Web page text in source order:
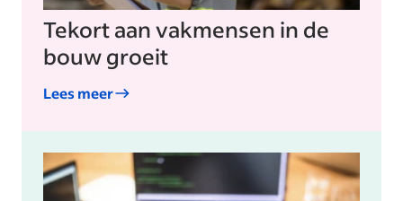
Tekort aan vakmensen in de
bouw groeit
Lees meer